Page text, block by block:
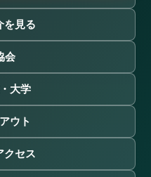
を見る
会
大学
ウト
クセス